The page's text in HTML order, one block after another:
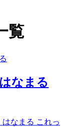
覧
なまる
なまる これっ